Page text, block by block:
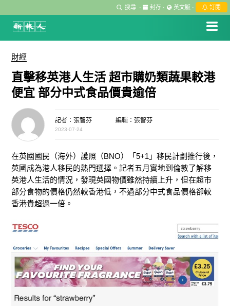
搜尋 · 封存 · 英文版 · 訂閱
財經
直擊移英港人生活 超市購奶類蔬果較港
便宜 部分中式食品價貴逾倍
記者：張智芬 編輯：張智芬
2023-07-24
在英國國民（海外）護照（BNO）「5+1」移民計劃推行後，
英國成為港人移民的熱門選擇。記者五月實地到倫敦了解移
英港人生活的情況，發現英國物價雖然持續上升，但在超市
部分食物的價格仍然較香港低，不過部分中式食品價格卻較
香港貴超過一倍。